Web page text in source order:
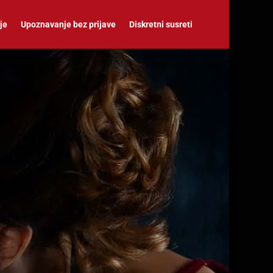
Upoznavanje bez prijave Diskretni susreti